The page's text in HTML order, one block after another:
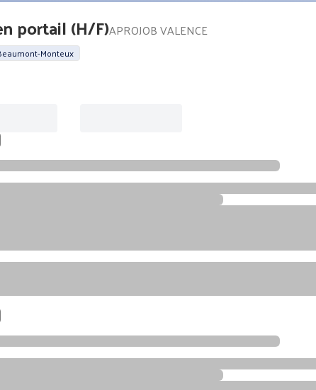
portail (H/F)APROJOB VALENCE
Monteux